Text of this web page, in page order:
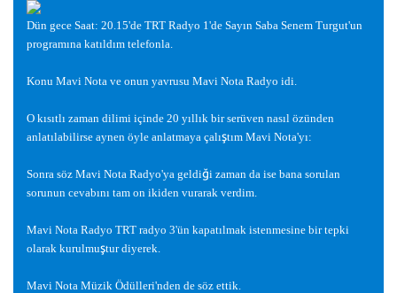
Dün gece Saat: 20.15'de TRT Radyo 1'de Sayın Saba Senem Turgut'un
programına katıldım telefonla.
Konu Mavi Nota ve onun yavrusu Mavi Nota Radyo idi.
O kısıtlı zaman dilimi içinde 20 yıllık bir serüven nasıl özünden
anlatılabilirse aynen öyle anlatmaya çalıştım Mavi Nota'yı:
Sonra söz Mavi Nota Radyo'ya geldiği zaman da ise bana sorulan
sorunun cevabını tam on ikiden vurarak verdim.
Mavi Nota Radyo TRT radyo 3'ün kapatılmak istenmesine bir tepki
olarak kurulmuştur diyerek.
Mavi Nota Müzik Ödülleri'nden de söz ettik.